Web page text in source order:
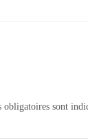
obligatoires sont